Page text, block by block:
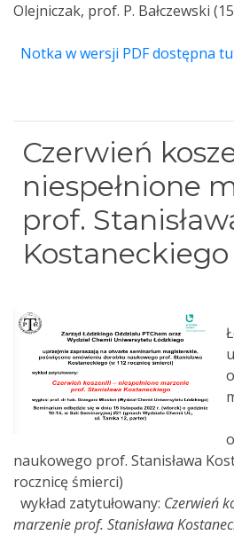
Olejniczak, prof. P. Bałczewski
Notka w wersji PDF dostępna
Czerwień
niespełnione
prof.
Kostaneckiego
naukowego prof. Stanisława
rocznicę śmierci)
wykład zatytułowany: Czerwień
marzenie prof. Stanisława